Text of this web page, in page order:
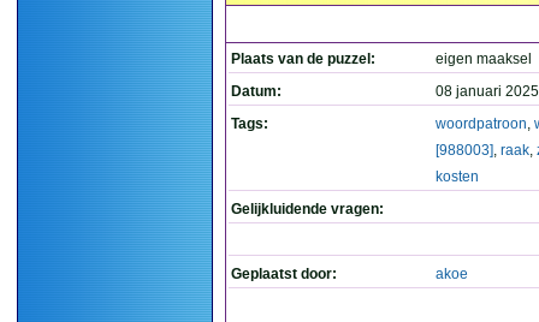
Plaats van de puzzel:
eigen maaksel
Datum:
08 januari
Tags:
woordpatroon,
[988003], raak,
kosten
Gelijkluidende vragen:
Geplaatst door: akoe